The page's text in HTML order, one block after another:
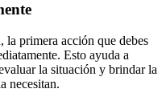
la primera acción que debes
Esto ayuda a
la situación y brindar la
necesitan.